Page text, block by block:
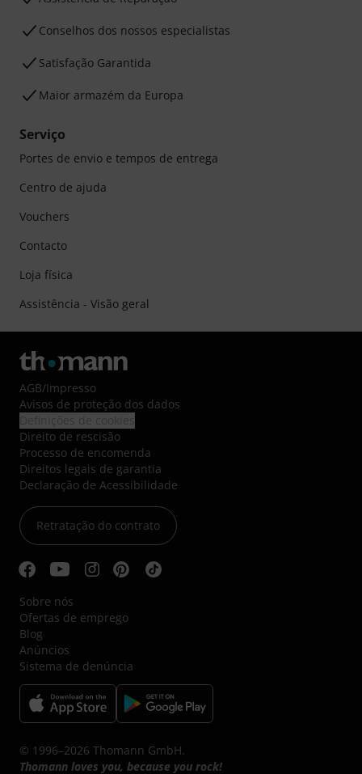
Conselhos dos nossos especialistas
Satisfação Garantida
Maior armazém da Europa
Serviço
Portes de envio e tempos de entrega
Centro de ajuda
Vouchers
Contacto
Loja física
Assistência - Visão geral
AGB/Impresso
Avisos de proteção dos dados
Direito de rescisão
Processo de encomenda
Direitos legais de garantia
Declaração de Acessibilidade
Retratação do contrato
Sobre nós
Ofertas de emprego
Blog
Anúncios
Sistema de denúncia
© 1996–2026 Thomann GmbH.
Thomann loves you, because you rock!